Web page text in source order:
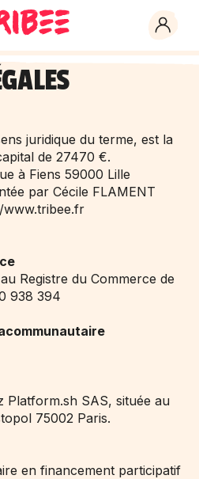
juridique du terme, est la
de 27470 €.
à Fiens 59000 Lille
par Cécile FLAMENT
Registre du Commerce de
938 394
Platform.sh SAS, située au
75002 Paris.
en financement participatif